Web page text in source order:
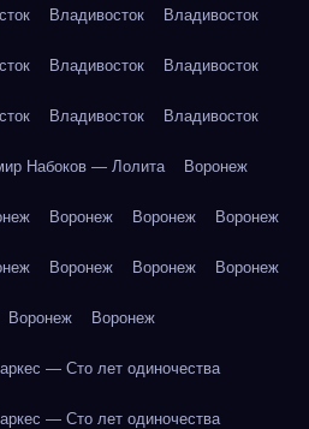
Владивосток Владивосток
Владивосток Владивосток
Владивосток Владивосток
Набоков — Лолита Воронеж
Воронеж Воронеж Воронеж
Воронеж Воронеж Воронеж
Воронеж Воронеж
— Сто лет одиночества
— Сто лет одиночества